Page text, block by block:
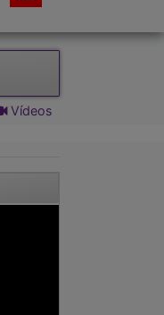
Vídeos